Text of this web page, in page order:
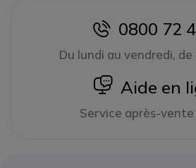
icon
0800 72
Du lundi au vendredi,
icon
Aide en
Service après-vente